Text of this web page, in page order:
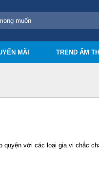
MÃI TREND ẨM
với các loại gia vị chắc